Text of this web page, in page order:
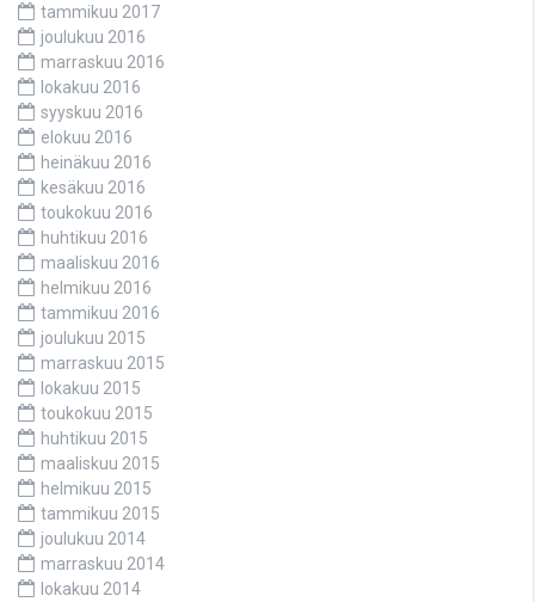
tammikuu 2017
joulukuu 2016
marraskuu 2016
lokakuu 2016
syyskuu 2016
elokuu 2016
heinäkuu 2016
kesäkuu 2016
toukokuu 2016
huhtikuu 2016
maaliskuu 2016
helmikuu 2016
tammikuu 2016
joulukuu 2015
marraskuu 2015
lokakuu 2015
toukokuu 2015
huhtikuu 2015
maaliskuu 2015
helmikuu 2015
tammikuu 2015
joulukuu 2014
marraskuu 2014
lokakuu 2014